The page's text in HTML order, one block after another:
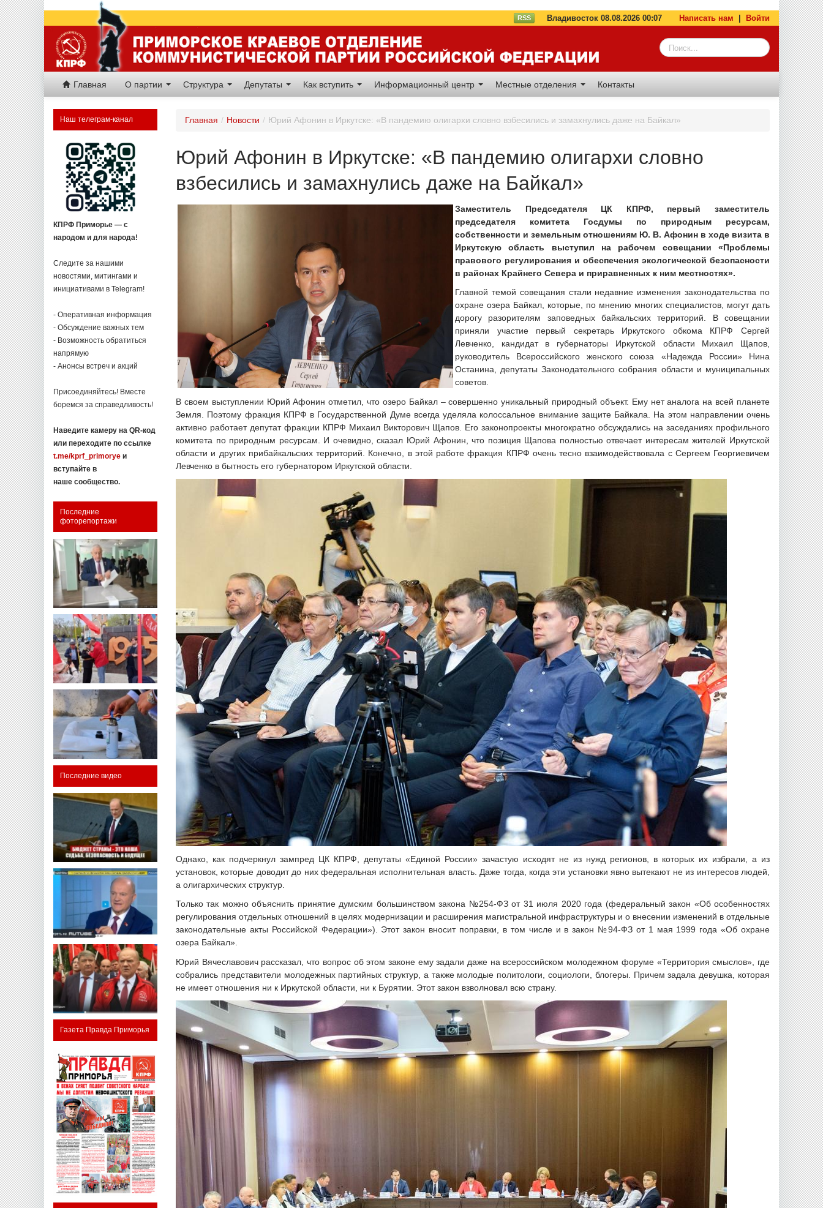
RSS Владивосток 08.08.2026 00:07 Написать нам Войти
Главная О партии Структура Депутаты Как вступить Информационный центр Местные отделения Контакты
Наш телеграм-канал
КПРФ Приморье — с
народом и для народа!
Следите за нашими
новостями, митингами и
инициативами в Telegram!
- Оперативная информация
- Обсуждение важных тем
- Возможность обратиться
напрямую
- Анонсы встреч и акций
Присоединяйтесь! Вместе
боремся за справедливость!
Наведите камеру на QR-код
или переходите по ссылке
t.me/kprf_primorye и
вступайте в
наше сообщество.
Последние
фоторепортажи
Последние видео
Газета Правда Приморья
Главная / Новости / Юрий Афонин в Иркутске: «В пандемию олигархи словно взбесились и замахнулись даже на Байкал»
Юрий Афонин в Иркутске: «В пандемию олигархи словно
взбесились и замахнулись даже на Байкал»
Заместитель Председателя ЦК КПРФ, первый заместитель
председателя комитета Госдумы по природным ресурсам,
собственности и земельным отношениям Ю. В. Афонин в ходе визита в
Иркутскую область выступил на рабочем совещании «Проблемы
правового регулирования и обеспечения экологической безопасности
в районах Крайнего Севера и приравненных к ним местностях».
Главной темой совещания стали недавние изменения законодательства по
охране озера Байкал, которые, по мнению многих специалистов, могут дать
дорогу разорителям заповедных байкальских территорий. В совещании
приняли участие первый секретарь Иркутского обкома КПРФ Сергей
Левченко, кандидат в губернаторы Иркутской области Михаил Щапов,
руководитель Всероссийского женского союза «Надежда России» Нина
Останина, депутаты Законодательного собрания области и муниципальных
советов.
В своем выступлении Юрий Афонин отметил, что озеро Байкал – совершенно уникальный природный объект. Ему нет аналога на всей планете
Земля. Поэтому фракция КПРФ в Государственной Думе всегда уделяла колоссальное внимание защите Байкала. На этом направлении очень
активно работает депутат фракции КПРФ Михаил Викторович Щапов. Его законопроекты многократно обсуждались на заседаниях профильного
комитета по природным ресурсам. И очевидно, сказал Юрий Афонин, что позиция Щапова полностью отвечает интересам жителей Иркутской
области и других прибайкальских территорий. Конечно, в этой работе фракция КПРФ очень тесно взаимодействовала с Сергеем Георгиевичем
Левченко в бытность его губернатором Иркутской области.
Однако, как подчеркнул зампред ЦК КПРФ, депутаты «Единой России» зачастую исходят не из нужд регионов, в которых их избрали, а из
установок, которые доводит до них федеральная исполнительная власть. Даже тогда, когда эти установки явно вытекают не из интересов людей,
а олигархических структур.
Только так можно объяснить принятие думским большинством закона №254-ФЗ от 31 июля 2020 года (федеральный закон «Об особенностях
регулирования отдельных отношений в целях модернизации и расширения магистральной инфраструктуры и о внесении изменений в отдельные
законодательные акты Российской Федерации»). Этот закон вносит поправки, в том числе и в закон №94-ФЗ от 1 мая 1999 года «Об охране
озера Байкал».
Юрий Вячеславович рассказал, что вопрос об этом законе ему задали даже на всероссийском молодежном форуме «Территория смыслов», где
собрались представители молодежных партийных структур, а также молодые политологи, социологи, блогеры. Причем задала девушка, которая
не имеет отношения ни к Иркутской области, ни к Бурятии. Этот закон взволновал всю страну.